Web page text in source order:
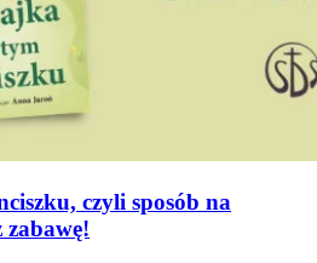
czyli sposób na
zabawę!